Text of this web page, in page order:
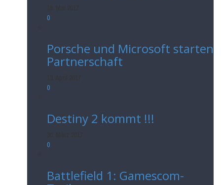
0
Porsche und Microsoft starten
Partnerschaft
0
Destiny 2 kommt !!!
0
Battlefield 1: Gamescom-